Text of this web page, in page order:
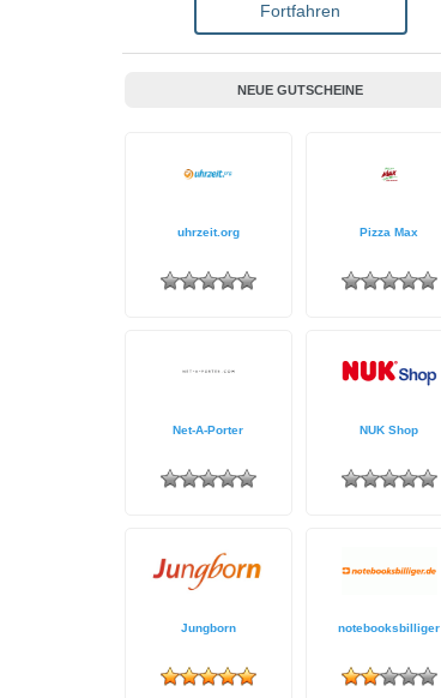
NEUE GUTSCHEINE
uhrzeit.org Pizza Max
Net-A-Porter NUK Shop
Jungborn notebooksbilliger